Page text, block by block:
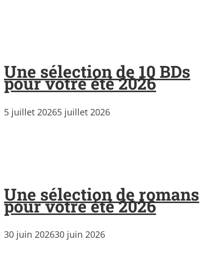
Une sélection de 10 BDs
pour votre été 2026
5 juillet 20265 juillet 2026
Une sélection de romans
pour votre été 2026
30 juin 202630 juin 2026